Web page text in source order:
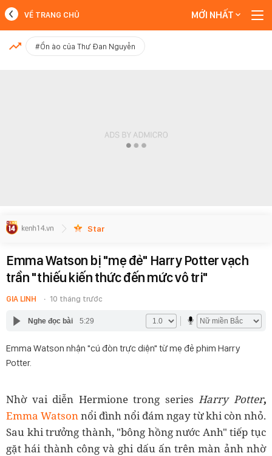
MỚI NHẤT
VỀ TRANG CHỦ MỚI NHẤT
#Ồn ào của Thư Đan Nguyễn
Star
Emma Watson bị "mẹ đẻ" Harry Potter vạch
trần "thiếu kiến thức đến mức vô tri"
GIA LINH 10 tháng trước
Nghe đọc bài 5:29
Emma Watson nhận "cú đòn trực diện" từ mẹ đẻ phim Harry
Potter.
Nhờ vai diễn Hermione trong series Harry Potter,
Emma Watsonnổi đình nổi đám ngay từ khi còn nhỏ.
Sau khi trưởng thành, "bông hồng nước Anh" tiếp tục
gặt hái thành công và ghi dấu ấn trên màn ảnh nhờ